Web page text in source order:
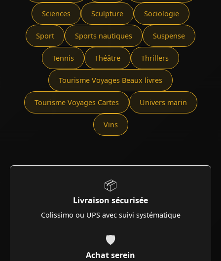
Sciences Sculpture Sociologie
Sport Sports nautiques Suspense
Tennis Théâtre Thrillers
Tourisme Voyages Beaux livres
Tourisme Voyages Cartes Univers marin
Vins
📦
Livraison sécurisée
Colissimo ou UPS avec suivi systématique
🛡️
Achat serein